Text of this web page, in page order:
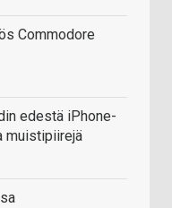
Commodore
edestä iPhone-
muistipiirejä